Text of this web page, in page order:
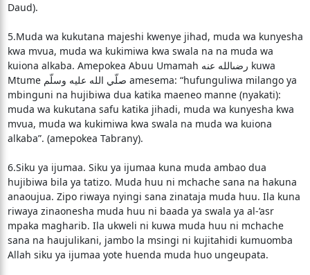
Daud).
5.Muda wa kukutana majeshi kwenye jihad, muda wa kunyesha
kwa mvua, muda wa kukimiwa kwa swala na na muda wa
kuiona alkaba. Amepokea Abuu Umamah رضىالله عنه kuwa
Mtume صلّي الله عليه وسلّم amesema: “hufunguliwa milango ya
mbinguni na hujibiwa dua katika maeneo manne (nyakati):
muda wa kukutana safu katika jihadi, muda wa kunyesha kwa
mvua, muda wa kukimiwa kwa swala na muda wa kuiona
alkaba”. (amepokea Tabrany).
6.Siku ya ijumaa. Siku ya ijumaa kuna muda ambao dua
hujibiwa bila ya tatizo. Muda huu ni mchache sana na hakuna
anaoujua. Zipo riwaya nyingi sana zinataja muda huu. Ila kuna
riwaya zinaonesha muda huu ni baada ya swala ya al-’asr
mpaka magharib. Ila ukweli ni kuwa muda huu ni mchache
sana na haujulikani, jambo la msingi ni kujitahidi kumuomba
Allah siku ya ijumaa yote huenda muda huo ungeupata.